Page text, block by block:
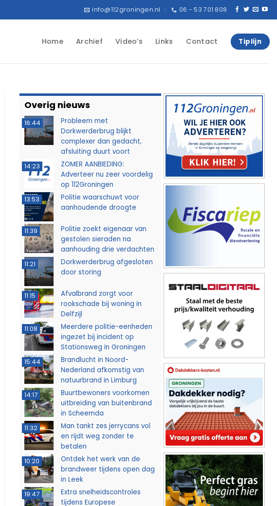
info@112groningen.nl 06 - 53 701 808
Home Archief Video’s Links Contact Tiplijn
Overig nieuws
16:44
Probleem met
Dorkwerderbrug blijkt
complexer dan gedacht,
afsluiting duurt voort
14:23
ZOMER AANBIEDING:
Adverteer nu zeer voordelig
op 112Groningen
13:53
Politie waarschuwt voor
aanhoudende droogte
11:39
Politie zoekt eigenaar van
gestolen sieraden na
aanhouding drie verdachten
11:21
Dorkwerderbrug afgesloten
door storing
11:15
Afvalbrand zorgt voor
rookschade bij woning in
Delfzijl
11:08
Meerdere politie-eenheden
ingezet bij incident op
Stationsweg in Groningen
15:44
Brandlucht in Noord-
Nederland afkomstig van
natuurbrand in Limburg
14:17
Buurtbewoners voorkomen
uitbreiding van buitenbrand
in Scheemda
11:32
Man tankt zes jerrycans vol
en rijdt weg zonder te
betalen
10:20
Ontdek het werk van de
brandweer tijdens open dag
in Leek
19:47
Extra snelheidscontroles
tijdens Europese